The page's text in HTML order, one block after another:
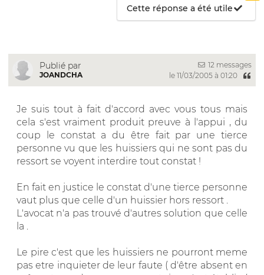
Cette réponse a été utile
Publié par
JOANDCHA
12 messages
le 11/03/2005 à 01:20
Je suis tout à fait d'accord avec vous tous mais
cela s'est vraiment produit preuve à l'appui , du
coup le constat a du être fait par une tierce
personne vu que les huissiers qui ne sont pas du
ressort se voyent interdire tout constat !
En fait en justice le constat d'une tierce personne
vaut plus que celle d'un huissier hors ressort .
L'avocat n'a pas trouvé d'autres solution que celle
la .
Le pire c'est que les huissiers ne pourront meme
pas etre inquieter de leur faute ( d'être absent en